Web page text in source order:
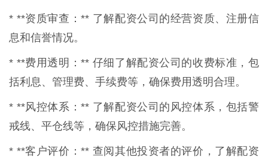
* **资质审查：** 了解配资公司的经营资质、注册信
息和信誉情况。
* **费用透明：** 仔细了解配资公司的收费标准，包
括利息、管理费、手续费等，确保费用透明合理。
* **风控体系：** 了解配资公司的风控体系，包括警
戒线、平仓线等，确保风控措施完善。
* **客户评价：** 查阅其他投资者的评价，了解配资